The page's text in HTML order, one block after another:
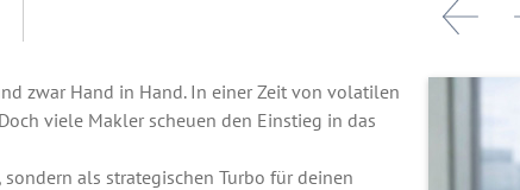
zwar Hand in Hand. In einer Zeit von volatilen
viele Makler scheuen den Einstieg in das
als strategischen Turbo für deinen